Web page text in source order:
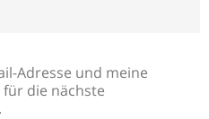
Adresse und meine
die nächste